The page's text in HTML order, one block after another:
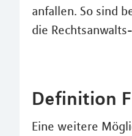
anfallen. So sind
die
Definition
Eine weitere